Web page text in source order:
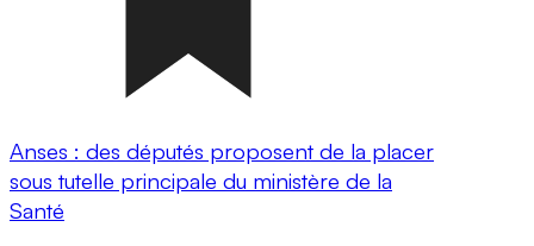
Anses : des députés proposent de la placer
sous tutelle principale du ministère de la
Santé